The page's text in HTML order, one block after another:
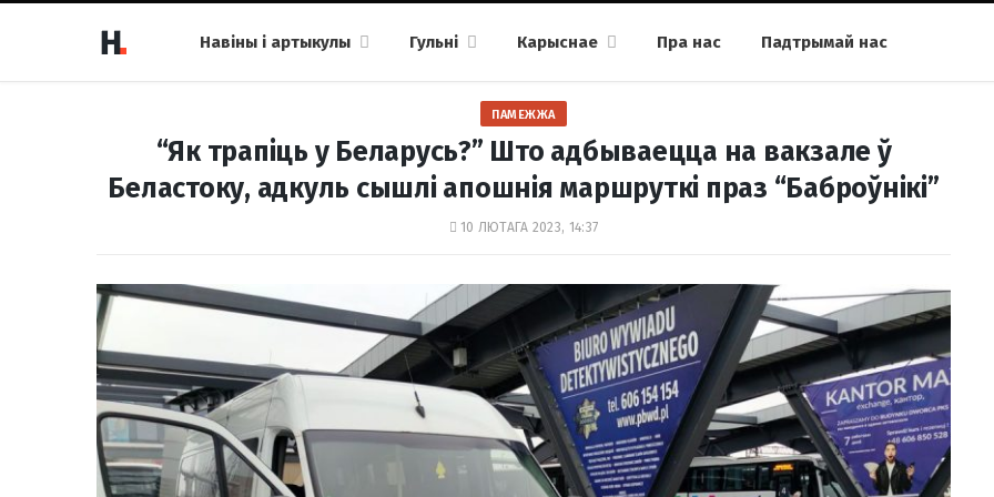
Навіны і артыкулы Гульні Карыснае Пра нас Падтрымай нас
ПАМЕЖЖА
“Як трапіць у Беларусь?” Што адбываецца на вакзале ў
Беластоку, адкуль сышлі апошнія маршруткі праз “Баброўнікі”
10 ЛЮТАГА 2023, 14:37